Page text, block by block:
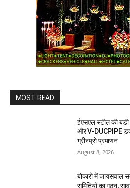
MOST READ
ईएसएल स्टील की
और V-DUCPIPE
ग्रीनप्रो प्रमाणन
August 8, 2026
बोकारो में
समितियों का गठन,